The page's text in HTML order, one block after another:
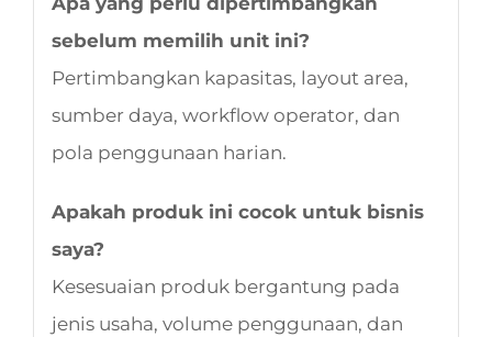
sebelum memilih unit ini?
Pertimbangkan kapasitas, layout area,
sumber daya, workflow operator, dan
pola penggunaan harian.
Apakah produk ini cocok untuk bisnis
saya?
Kesesuaian produk bergantung pada
jenis usaha, volume penggunaan, dan